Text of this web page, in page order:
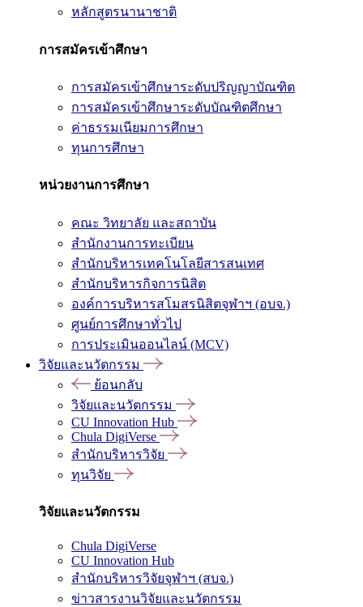
หลักสูตรนานาชาติ
การสมัครเข้าศึกษา
การสมัครเข้าศึกษาระดับปริญญาบัณฑิต
การสมัครเข้าศึกษาระดับบัณฑิตศึกษา
ค่าธรรมเนียมการศึกษา
ทุนการศึกษา
หน่วยงานการศึกษา
คณะ วิทยาลัย และสถาบัน
สำนักงานการทะเบียน
สำนักบริหารเทคโนโลยีสารสนเทศ
สำนักบริหารกิจการนิสิต
องค์การบริหารสโมสรนิสิตจุฬาฯ (อบจ.)
ศูนย์การศึกษาทั่วไป
การประเมินออนไลน์ (MCV)
วิจัยและนวัตกรรม
ย้อนกลับ
วิจัยและนวัตกรรม
CU Innovation Hub
Chula DigiVerse
สำนักบริหารวิจัย
ทุนวิจัย
วิจัยและนวัตกรรม
Chula DigiVerse
CU Innovation Hub
สำนักบริหารวิจัยจุฬาฯ (สบจ.)
ข่าวสารงานวิจัยและนวัตกรรม